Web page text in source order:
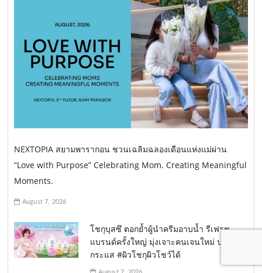
NEXTOPIA สยามพารากอน ชวนเฉลิมฉลองเดือนแห่งแม่ผ่าน
“Love with Purpose” Celebrating Mom. Creating Meaningful
Moments.
August 7, 2026
โชกุบุสซึ ตอกย้ำผู้นำครีมอาบน้ำ รีเฟรช
แบรนด์ครั้งใหญ่ มุ่งเจาะคนเจนใหม่ ปลุก
กระแส #ผิวโชกุผิวโชว์ได้